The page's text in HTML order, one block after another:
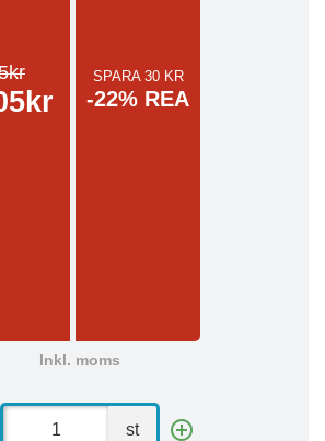
SPARA 30 KR
-22% REA
Inkl. moms
st